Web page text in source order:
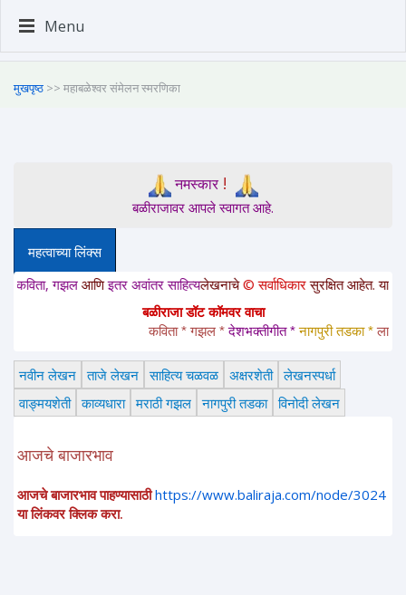
Menu
मुखपृष्ठ >> महाबळेश्वर संमेलन स्मरणिका
नमस्कार!
बळीराजावर आपले स्वागत आहे.
महत्वाच्या लिंक्स
गझलआणिइतर अवांतर साहित्यलेखनाचे© सर्वाधिकारसुरक्षित आहेत. या साईटवरचे
बळीराजा डॉट कॉमवर वाचा
कविता * गझल * देशभक्तीगीत * नागपुरी तडका * लावणी *
नवीन लेखन ताजे लेखन साहित्य चळवळ अक्षरशेती लेखनस्पर्धा
वाङ्मयशेती काव्यधारा मराठी गझल नागपुरी तडका विनोदी लेखन
आजचे बाजारभाव
आजचे बाजारभाव पाहण्यासाठी https://www.baliraja.com/node/3024
या लिंकवर क्लिक करा.